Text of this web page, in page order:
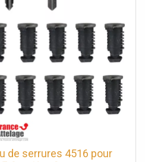
de serrures 4516 pour